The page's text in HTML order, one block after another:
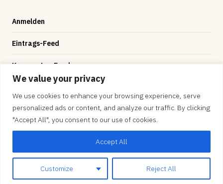
We value your privacy
We use cookies to enhance your browsing experience, serve
personalized ads or content, and analyze our traffic. By clicking
"Accept All", you consent to our use of cookies.
Customize Reject All
Accept All
Anmelden
Eintrags-Feed
Kommentar-Feed
© 2026 — byte-sized, Designed byEvolve Themesand
Proudly powered by